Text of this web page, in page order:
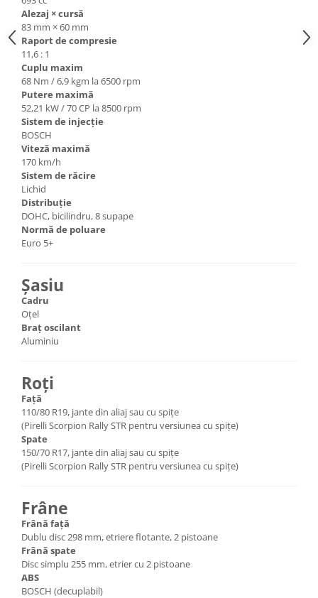
Alezaj × cursă
83 mm × 60 mm
Raport de compresie
11,6 : 1
Cuplu maxim
68 Nm / 6,9 kgm la 6500 rpm
Putere maximă
52,21 kW / 70 CP la 8500 rpm
Sistem de injecție
BOSCH
Viteză maximă
170 km/h
Sistem de răcire
Lichid
Distribuție
DOHC, bicilindru, 8 supape
Normă de poluare
Euro 5+
Șasiu
Cadru
Oțel
Braț oscilant
Aluminiu
Roți
Față
110/80 R19, jante din aliaj sau cu spițe
(Pirelli Scorpion Rally STR pentru versiunea cu spițe)
Spate
150/70 R17, jante din aliaj sau cu spițe
(Pirelli Scorpion Rally STR pentru versiunea cu spițe)
Frâne
Frână față
Dublu disc 298 mm, etriere flotante, 2 pistoane
Frână spate
Disc simplu 255 mm, etrier cu 2 pistoane
ABS
BOSCH (decuplabil)